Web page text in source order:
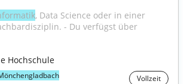
, Data Science oder in einer
- Du verfügst über
Hochschule
Vollzeit